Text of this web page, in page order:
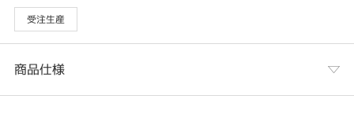
受注生産
商品仕様